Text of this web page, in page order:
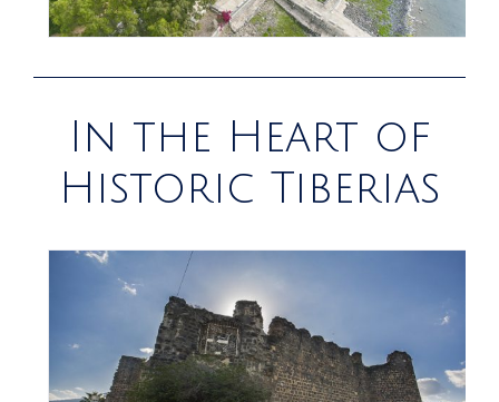
In the Heart of
Historic Tiberias